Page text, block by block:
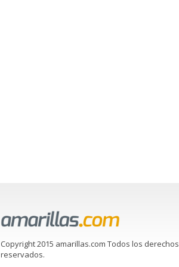
Copyright 2015 amarillas.com Todos los derechos
reservados.